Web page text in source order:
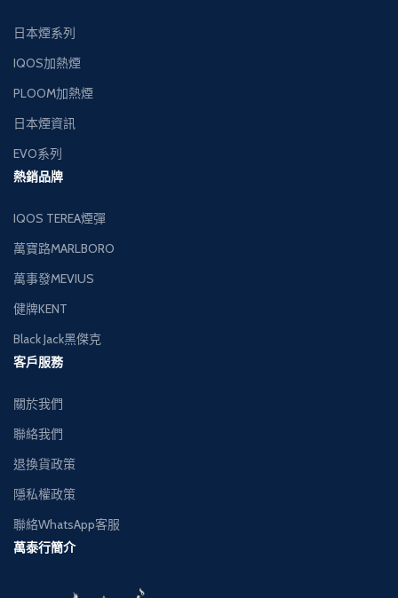
日本煙系列
IQOS加熱煙
PLOOM加熱煙
日本煙資訊
EVO系列
熱銷品牌
IQOS TEREA煙彈
萬寶路MARLBORO
萬事發MEVIUS
健牌KENT
Black Jack黑傑克
客戶服務
關於我們
聯絡我們
退換貨政策
隱私權政策
聯絡WhatsApp客服
萬泰行簡介